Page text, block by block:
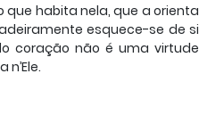
que habita nela, que a orienta
esquece-se de si
coração não é uma virtude